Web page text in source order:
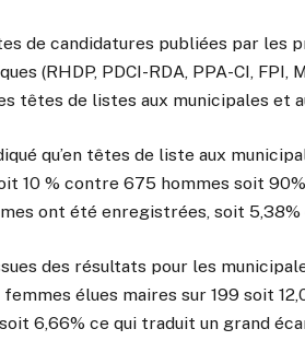
de candidatures publiées par les
(RHDP, PDCI-RDA, PPA-CI,
têtes de listes aux municipales et
qu’en têtes de liste aux
10 % contre 675 hommes soit
ont été enregistrées, soit
des résultats pour les
élues maires sur 199 soit
6,66% ce qui traduit un grand